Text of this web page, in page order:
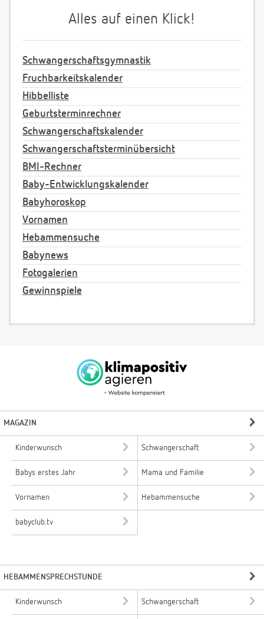
Alles auf einen Klick!
Schwangerschaftsgymnastik
Fruchbarkeitskalender
Hibbelliste
Geburtsterminrechner
Schwangerschaftskalender
Schwangerschaftsterminübersicht
BMI-Rechner
Baby-Entwicklungskalender
Babyhoroskop
Vornamen
Hebammensuche
Babynews
Fotogalerien
Gewinnspiele
MAGAZIN
Kinderwunsch Schwangerschaft
Babys erstes Jahr Mama und Familie
Vornamen Hebammensuche
babyclub.tv
HEBAMMENSPRECHSTUNDE
Kinderwunsch Schwangerschaft